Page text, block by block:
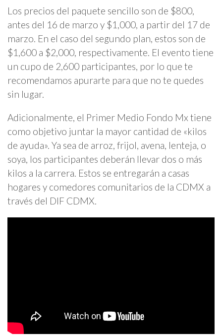
Los precios del paquete sencillo son de $800,
antes del 16 de marzo y $1,000, a partir del 17 de
marzo. En el caso del segundo plan, estos son de
$1,600 a $2,000, respectivamente. El evento tiene
un cupo de 2,600 participantes, por lo que te
recomendamos apurarte para que no te quedes
sin lugar.
Adicionalmente, el Primer Medio Fondo Mx tiene
como objetivo juntar la mayor cantidad de «kilos
de ayuda». Ya sea de arroz, frijol, avena, lenteja, o
soya, los participantes deberán llevar dos o más
kilos a la carrera. Estos se entregarán a casas
hogares y comedores comunitarios de la CDMX a
través del DIF CDMX.